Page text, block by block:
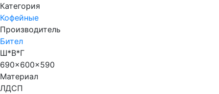
Категория
Кофейные
Производитель
Бител
Ш*В*Г
690x600x590
Материал
ЛДСП